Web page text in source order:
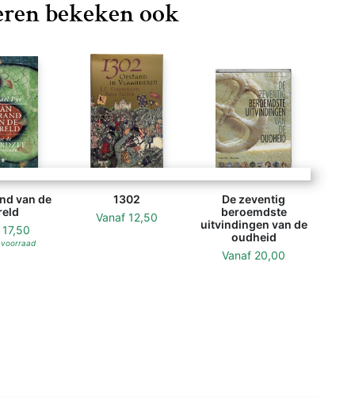
bekeken ook
van de
17,50
1302
Vanaf 12,50
De zeventig
beroemdste
uitvindingen van de
oudheid
Vanaf 20,00